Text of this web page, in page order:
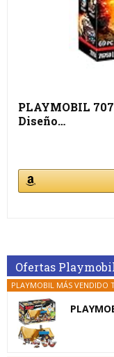
PLAYMOBIL
Diseño…
Ofertas
PLAYMOBIL MÁS VENDIDO